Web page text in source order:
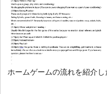
ホームゲームの流れを紹介し